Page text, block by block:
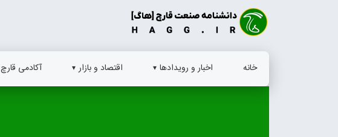
خانه اخبار و رویدادها اقتصاد و بازار آکادمی قارچ